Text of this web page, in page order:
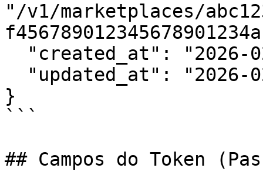
"/v1/marketplaces/
}
```
## Campos do Token